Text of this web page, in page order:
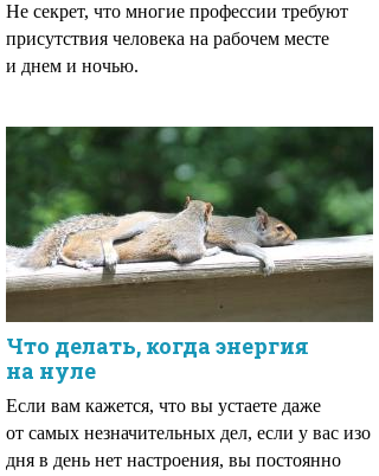
Не секрет, что многие профессии требуют
присутствия человека на рабочем месте
и днем и ночью.
Что делать, когда энергия
на нуле
Если вам кажется, что вы устаете даже
от самых незначительных дел, если у вас изо
дня в день нет настроения, вы постоянно